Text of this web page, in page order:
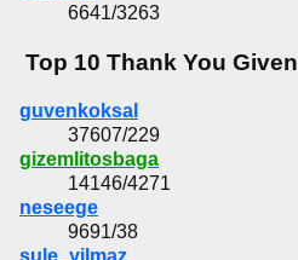
6641/3263
Top 10 Thank You Given
guvenkoksal
37607/229
gizemlitosbaga
14146/4271
neseege
9691/38